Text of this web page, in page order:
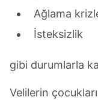
Ağlama
İsteksizlik
gibi durumlarla
Velilerin